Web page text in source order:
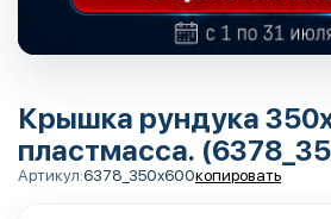
Крышка рундука
пластмасса.
Артикул:6378_350x600копировать